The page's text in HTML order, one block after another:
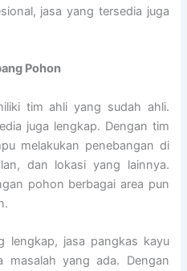
jasa yang tersedia juga
Pohon
tim ahli yang sudah ahli.
juga lengkap. Dengan tim
melakukan penebangan di
dan lokasi yang lainnya.
pohon berbagai area pun
lengkap, jasa pangkas kayu
masalah yang ada. Dengan